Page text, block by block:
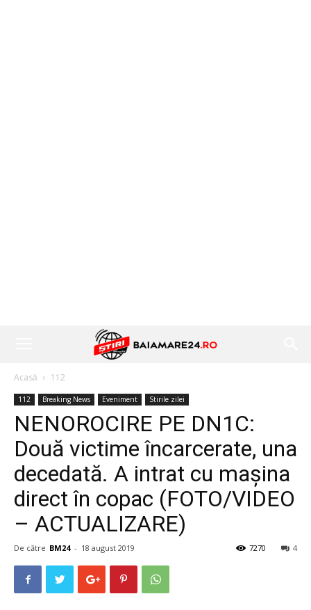
Acasă 112
112 Breaking News Eveniment Stirile zilei
NENOROCIRE PE DN1C:
Două victime încarcerate, una
decedată. A intrat cu mașina
direct în copac (FOTO/VIDEO
– ACTUALIZARE)
De către BM24 - 18 august 2019 4
7270